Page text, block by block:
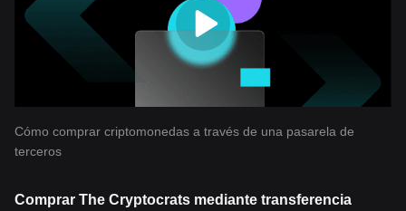
Cómo comprar criptomonedas a través de una pasarela de
terceros
Comprar The Cryptocrats mediante transferencia